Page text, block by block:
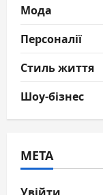
Мода
Персоналії
Стиль життя
Шоу-бізнес
МЕТА
Увійти